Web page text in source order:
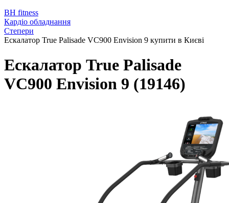
BH fitness
Кардіо обладнання
Степери
Ескалатор True Palisade VC900 Envision 9 купити в Києві
Ескалатор True Palisade
VC900 Envision 9 (19146)